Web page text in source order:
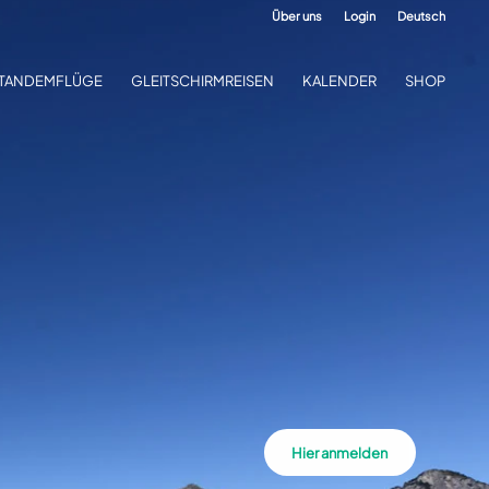
Hier anmelden
Über uns Login Deutsch
GLEITSCHIRMREISEN KALENDER SHOP